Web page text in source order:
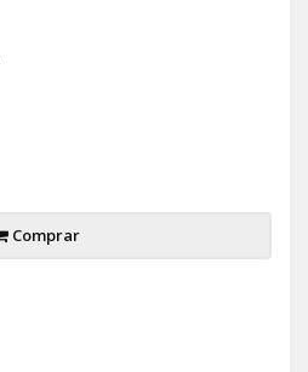
Comprar